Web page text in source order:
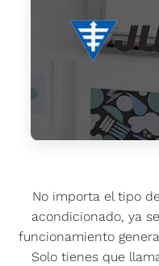
No importa el tipo
acondicionado, ya
funcionamiento
Solo tienes que